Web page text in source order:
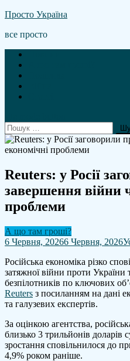
Skip
content
Просто Україна
все просто
Пошук:
Reuters: у Росії
завершення війни
проблеми
А що там гроші?
6 Червня, 20266 Червня, 2026
Російська економіка різко
затяжної війни проти України
безпілотників по ключових
Reuters з посиланням на дані
та галузевих експертів.
За оцінкою агентства,
близько 3 трильйонів доларів
зростання сповільнилося до
4,9% роком раніше.